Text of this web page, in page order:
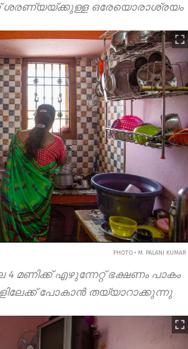
ശരണ്യയ്ക്കുള്ള ഒരേയൊരാശ്രയം
PHOTO • M. PALANI KUMAR
മണിക്ക് എഴുന്നേറ്റ് ഭക്ഷണം പാകം
പോകാൻ തയ്യാറാക്കുന്നു